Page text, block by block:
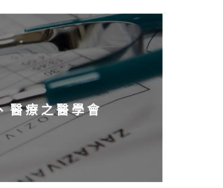
醫療之醫學會